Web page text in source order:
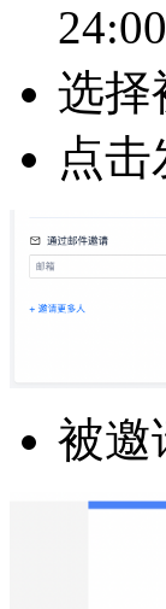
选择
点击
被邀